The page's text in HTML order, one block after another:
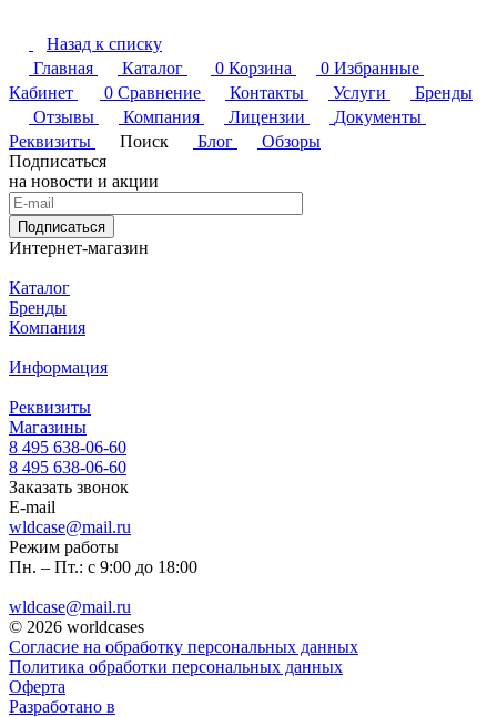
Назад к списку
Главная
Каталог 0 Корзина 0 Избранные
Кабинет
0 Сравнение Контакты Услуги
Бренды
Отзывы
Компания Лицензии
Документы
Реквизиты
Поиск Блог
Обзоры
Подписаться
на новости и акции
Подписаться
Интернет-магазин
Каталог
Бренды
Компания
Информация
Реквизиты
Магазины
8 495 638-06-60
8 495 638-06-60
Заказать звонок
E-mail
wldcase@mail.ru
Режим работы
Пн. – Пт.: с 9:00 до 18:00
wldcase@mail.ru
© 2026 worldcases
Согласие на обработку персональных данных
Политика обработки персональных данных
Оферта
Разработано в